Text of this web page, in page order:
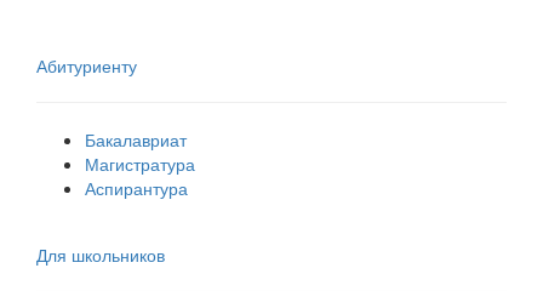
Абитуриенту
Бакалавриат
Магистратура
Аспирантура
Для школьников